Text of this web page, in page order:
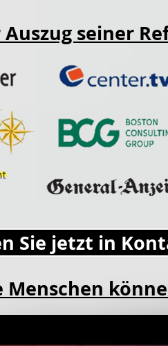
seiner
Sie jetzt in
Menschen